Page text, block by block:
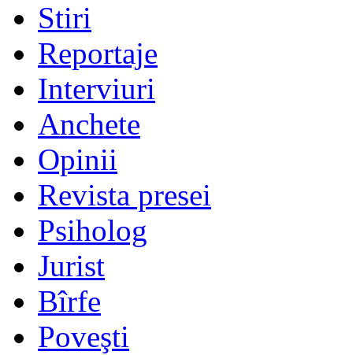
Stiri
Reportaje
Interviuri
Anchete
Opinii
Revista presei
Psiholog
Jurist
Bîrfe
Poveşti